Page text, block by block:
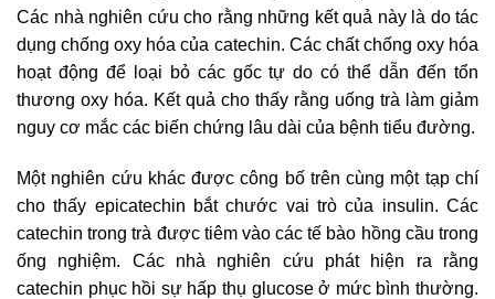
Các nhà nghiên cứu cho rằng những kết quả này là do tác
dụng chống oxy hóa của catechin. Các chất chống oxy hóa
hoạt động để loại bỏ các gốc tự do có thể dẫn đến tổn
thương oxy hóa. Kết quả cho thấy rằng uống trà làm giảm
nguy cơ mắc các biến chứng lâu dài của bệnh tiểu đường.
Một nghiên cứu khác được công bố trên cùng một tạp chí
cho thấy epicatechin bắt chước vai trò của insulin. Các
catechin trong trà được tiêm vào các tế bào hồng cầu trong
ống nghiệm. Các nhà nghiên cứu phát hiện ra rằng
catechin phục hồi sự hấp thụ glucose ở mức bình thường.